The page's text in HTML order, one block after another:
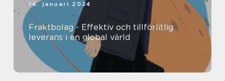
14. januari 2024
Fraktbolag - Effektiv och tillförlitlig
leverans i en global värld